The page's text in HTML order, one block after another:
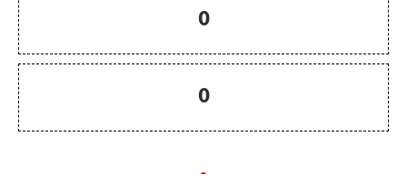
0
0
-